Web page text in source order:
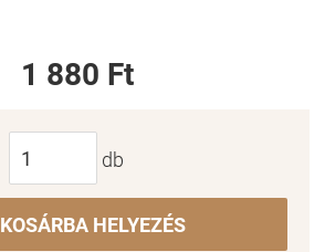
1 880 Ft
db
KOSÁRBA HELYEZÉS